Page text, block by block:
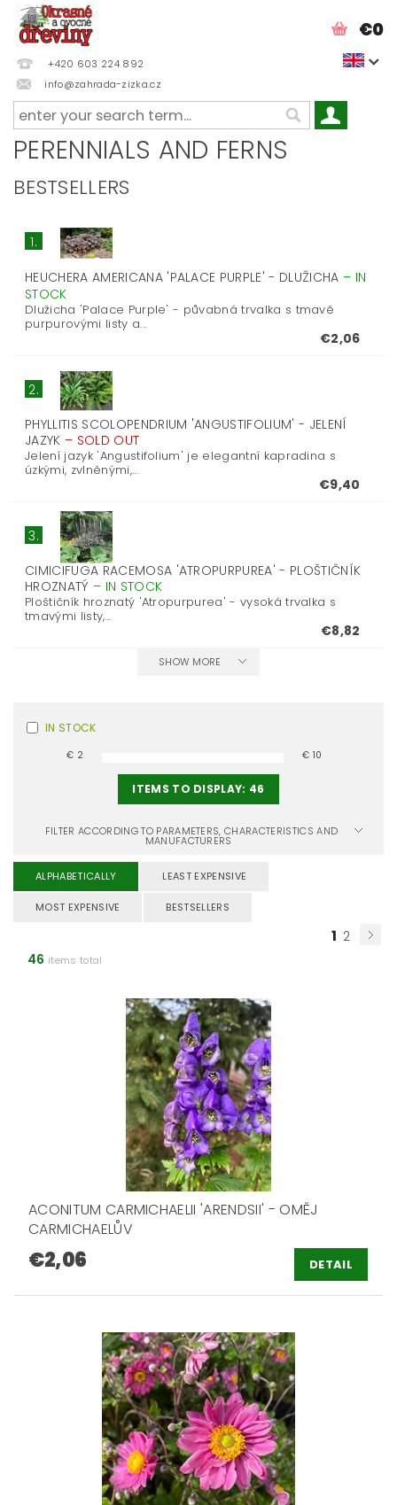
+420 603 224 892
info@zahrada-zizka.cz
€0
PERENNIALS AND FERNS
BESTSELLERS
1.
HEUCHERA AMERICANA 'PALACE PURPLE' - DLUŽICHA – IN
STOCK
Dlužicha 'Palace Purple' - půvabná trvalka s tmavě
purpurovými listy a...
€2,06
2.
PHYLLITIS SCOLOPENDRIUM 'ANGUSTIFOLIUM' - JELENÍ
JAZYK – SOLD OUT
Jelení jazyk 'Angustifolium' je elegantní kapradina s
úzkými, zvlněnými,...
€9,40
3.
CIMICIFUGA RACEMOSA 'ATROPURPUREA' - PLOŠTIČNÍK
HROZNATÝ – IN STOCK
Ploštičník hroznatý 'Atropurpurea' - vysoká trvalka s
tmavými listy,...
€8,82
SHOW MORE
IN STOCK
€ 2 € 10
ITEMS TO DISPLAY: 46
FILTER ACCORDING TO PARAMETERS, CHARACTERISTICS AND
MANUFACTURERS
ALPHABETICALLY LEAST EXPENSIVE
MOST EXPENSIVE BESTSELLERS
1 2
46 items total
ACONITUM CARMICHAELII 'ARENDSII' - OMĚJ
CARMICHAELŮV
€2,06 DETAIL